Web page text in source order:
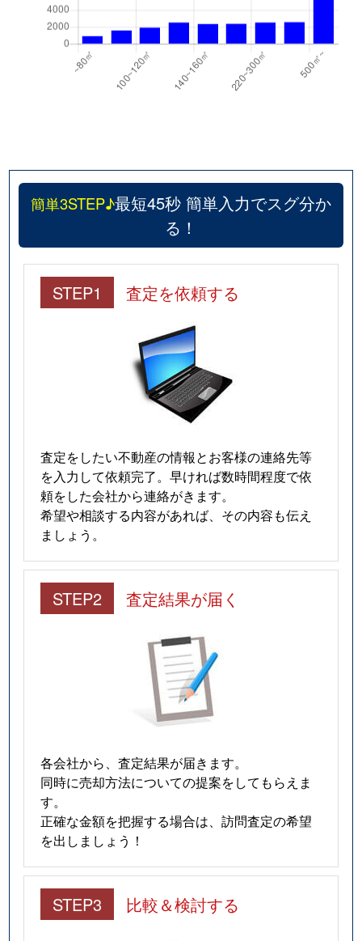
簡単3STEP♪最短45秒 簡単入力でスグ分か
る！
STEP1 査定を依頼する
査定をしたい不動産の情報とお客様の連絡先等
を入力して依頼完了。早ければ数時間程度で依
頼をした会社から連絡がきます。
希望や相談する内容があれば、その内容も伝え
ましょう。
STEP2 査定結果が届く
各会社から、査定結果が届きます。
同時に売却方法についての提案をしてもらえま
す。
正確な金額を把握する場合は、訪問査定の希望
を出しましょう！
STEP3 比較＆検討する